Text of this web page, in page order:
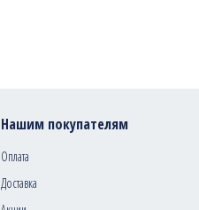
Нашим покупателям
Оплата
Доставка